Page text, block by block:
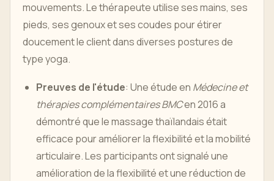
mouvements. Le thérapeute utilise ses mains, ses
pieds, ses genoux et ses coudes pour étirer
doucement le client dans diverses postures de
type yoga.
Preuves de l'étude: Une étude en Médecine et
thérapies complémentaires BMCen 2016 a
démontré que le massage thaïlandais était
efficace pour améliorer la flexibilité et la mobilité
articulaire. Les participants ont signalé une
amélioration de la flexibilité et une réduction de